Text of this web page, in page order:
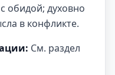
обидой; духовно
в конфликте.
См. раздел